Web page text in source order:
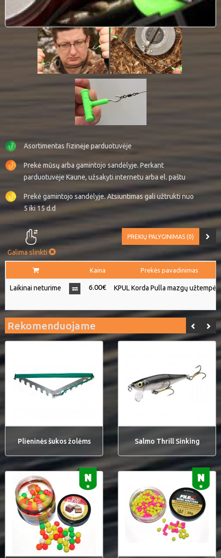
Asortimentas fizinėje parduotuvėje
Prekė mūsų arba gamintojo sandėlyje. Perkant
parduotuvėje Kaune, užsakyti internetu arba el. paštu
Prekė gamintojo sandėlyje. Atsiuntimas gali užtrukti nuo
5 iki 15 d.d
PREKIŲ PALYGINIMAS (0)
Galima slinkti
Kaina Prekės pavadinimas
Laikinai neturime 6.00€ KPUL Korda Pulla mazgų
Rekomenduojame
Plieninės šukos žolėms Salmo Thrill Sinking